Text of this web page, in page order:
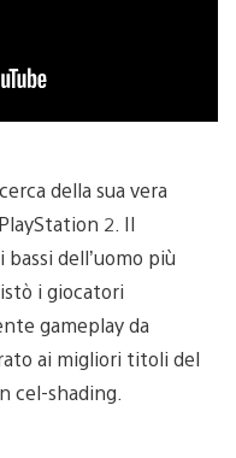
della sua vera
2. Il
dell’uomo più
i giocatori
gameplay da
ai migliori titoli del
cel-shading.